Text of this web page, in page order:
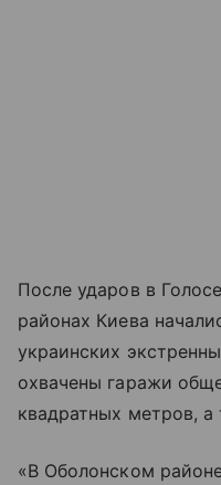
После ударов в
районах Киева
украинских
охвачены гаражи
квадратных метров,
«В Оболонском